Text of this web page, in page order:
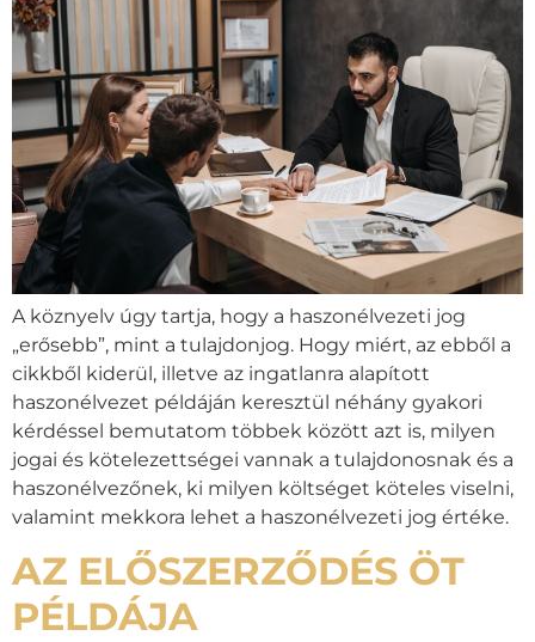
A köznyelv úgy tartja, hogy a haszonélvezeti jog
„erősebb”, mint a tulajdonjog. Hogy miért, az ebből a
cikkből kiderül, illetve az ingatlanra alapított
haszonélvezet példáján keresztül néhány gyakori
kérdéssel bemutatom többek között azt is, milyen
jogai és kötelezettségei vannak a tulajdonosnak és a
haszonélvezőnek, ki milyen költséget köteles viselni,
valamint mekkora lehet a haszonélvezeti jog értéke.
AZ ELŐSZERZŐDÉS ÖT
PÉLDÁJA